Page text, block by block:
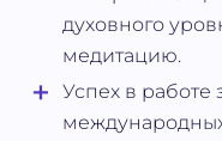
духовного
медитацию.
Успех в работе